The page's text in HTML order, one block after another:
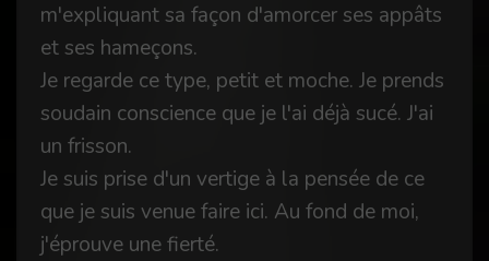
m'expliquant sa façon d'amorcer ses appâts
et ses hameçons.
Je regarde ce type, petit et moche. Je prends
soudain conscience que je l'ai déjà sucé. J'ai
un frisson.
Je suis prise d'un vertige à la pensée de ce
que je suis venue faire ici. Au fond de moi,
j'éprouve une fierté.